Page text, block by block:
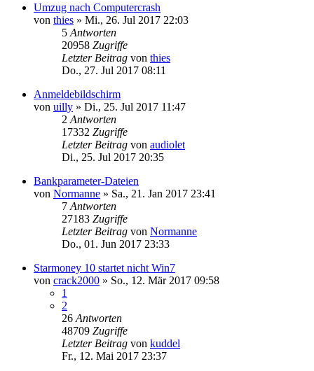
Umzug nach Computercrash
von thies » Mi., 26. Jul 2017 22:03
5 Antworten
20958 Zugriffe
Letzter Beitrag von thies
Do., 27. Jul 2017 08:11
Anmeldebildschirm
von uilly » Di., 25. Jul 2017 11:47
2 Antworten
17332 Zugriffe
Letzter Beitrag von audiolet
Di., 25. Jul 2017 20:35
Bankparameter-Dateien
von Normanne » Sa., 21. Jan 2017 23:41
7 Antworten
27183 Zugriffe
Letzter Beitrag von Normanne
Do., 01. Jun 2017 23:33
Starmoney 10 startet nicht Win7
von crack2000 » So., 12. Mär 2017 09:58
1
2
26 Antworten
48709 Zugriffe
Letzter Beitrag von kuddel
Fr., 12. Mai 2017 23:37